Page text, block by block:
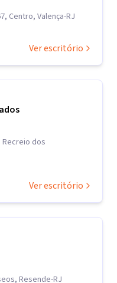
Centro, Valença-RJ
Ver escritório
Recreio dos
Ver escritório
Resende-RJ